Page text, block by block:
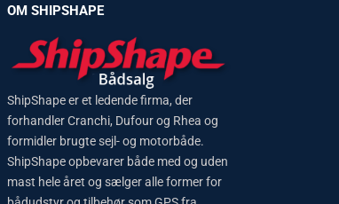
OM SHIPSHAPE
ShipShape er et ledende firma, der
forhandler Cranchi, Dufour og Rhea og
formidler brugte sejl- og motorbåde.
ShipShape opbevarer både med og uden
mast hele året og sælger alle former for